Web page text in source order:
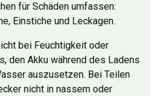
für Schäden umfassen:
Einstiche und Leckagen.
bei Feuchtigkeit oder
den Akku während des Ladens
auszusetzen. Bei Teilen
nicht in nassem oder